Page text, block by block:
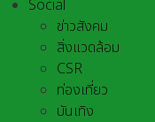
Social
ข่าวสังคม
สิ่งแวดล้อม
CSR
ท่องเที่ยว
บันเทิง